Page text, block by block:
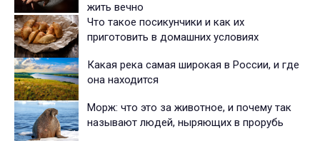
жить вечно
Что такое посикунчики и как их
приготовить в домашних условиях
Какая река самая широкая в России, и где
она находится
Морж: что это за животное, и почему так
называют людей, ныряющих в прорубь